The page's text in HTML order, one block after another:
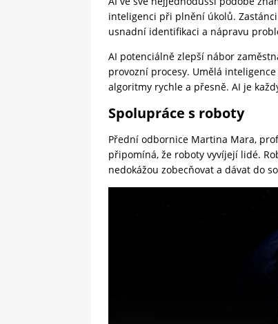
inteligenci při plnění úkolů.
usnadní identifikaci a nápravu
AI potenciálně zlepší nábor
provozní procesy. Umělá
algoritmy rychle a přesně. AI je
Spolupráce s roboty
Přední odbornice Martina Mara,
připomíná, že roboty vyvíjejí lidé.
nedokážou zobecňovat a dávat do